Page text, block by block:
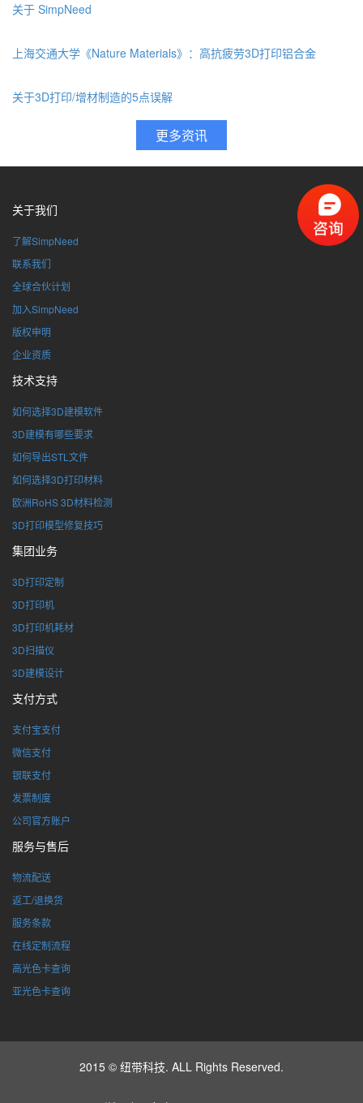
关于 SimpNeed
上海交通大学《Nature Materials》：高抗疲劳3D打印铝合金
关于3D打印/增材制造的5点误解
关于我们
了解SimpNeed
联系我们
全球合伙计划
加入SimpNeed
版权申明
企业资质
技术支持
如何选择3D建模软件
3D建模有哪些要求
如何导出STL文件
如何选择3D打印材料
欧洲RoHS 3D材料检测
3D打印模型修复技巧
集团业务
3D打印定制
3D打印机
3D打印机耗材
3D扫描仪
3D建模设计
支付方式
支付宝支付
微信支付
银联支付
发票制度
公司官方账户
服务与售后
物流配送
返工/退换货
服务条款
在线定制流程
高光色卡查询
亚光色卡查询
2015 © 纽带科技. ALL Rights Reserved.